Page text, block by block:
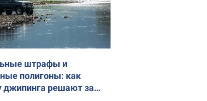
штрафы и
полигоны: как
джипинга решают за